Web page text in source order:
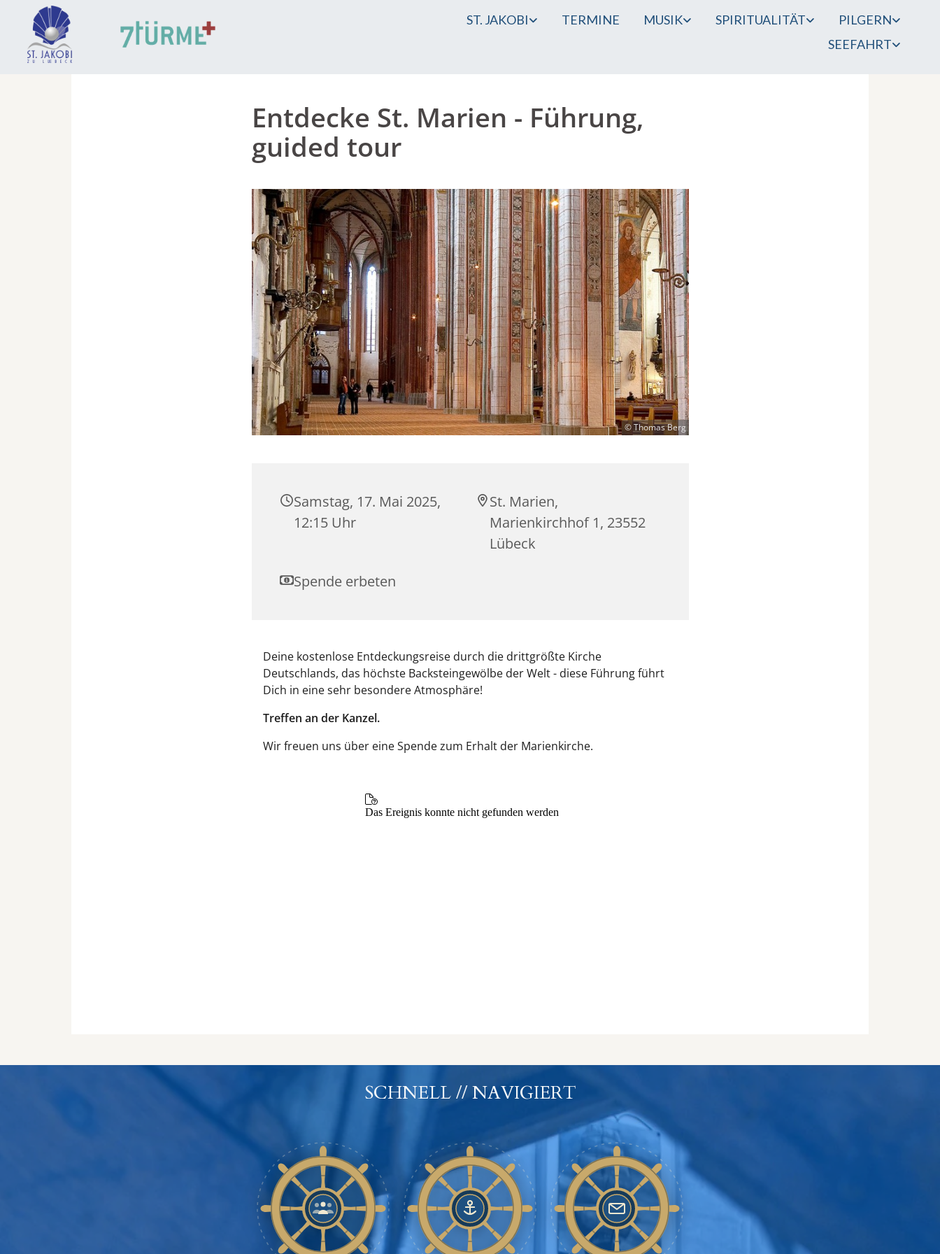
ST. JAKOBI TERMINE MUSIK SPIRITUALITÄT
PILGERN
SEEFAHRT
Entdecke St. Marien - Führung,
guided tour
© Thomas Berg
Samstag, 17. Mai 2025,
12:15 Uhr
St. Marien,
Marienkirchhof 1, 23552
Lübeck
Spende erbeten
Deine kostenlose Entdeckungsreise durch die drittgrößte Kirche
Deutschlands, das höchste Backsteingewölbe der Welt - diese Führung führt
Dich in eine sehr besondere Atmosphäre!
Treffen an der Kanzel.
Wir freuen uns über eine Spende zum Erhalt der Marienkirche.
SCHNELL // NAVIGIERT